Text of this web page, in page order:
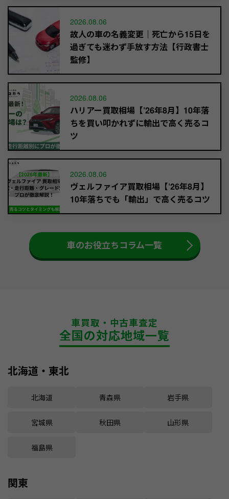
2026.08.06
故人の車の名義変更｜死亡から15日を
過ぎても迷わず手放す方法【行政書士
監修】
2026.08.06
ハリアー買取相場【’26年8月】10年落
ちを買い叩かれずに輸出で高く売るコ
ツ
2026.08.06
ヴェルファイア買取相場【’26年8月】
10年落ちでも「輸出」で高く売るコツ
車のお役立ちコラム一覧
車買取・中古車査定
全国の対応地域一覧
北海道・東北
北海道 青森県 岩手県
宮城県 秋田県 山形県
福島県
関東